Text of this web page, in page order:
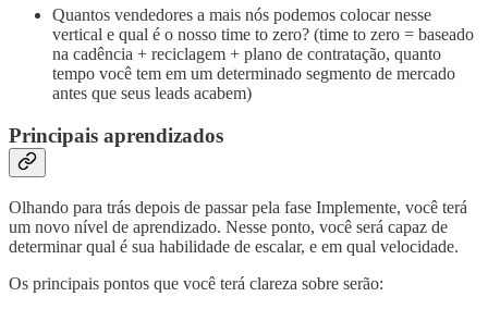
Quantos vendedores a mais nós podemos colocar nesse
vertical e qual é o nosso time to zero? (time to zero = baseado
na cadência + reciclagem + plano de contratação, quanto
tempo você tem em um determinado segmento de mercado
antes que seus leads acabem)
Principais aprendizados
Olhando para trás depois de passar pela fase Implemente, você terá
um novo nível de aprendizado. Nesse ponto, você será capaz de
determinar qual é sua habilidade de escalar, e em qual velocidade.
Os principais pontos que você terá clareza sobre serão: